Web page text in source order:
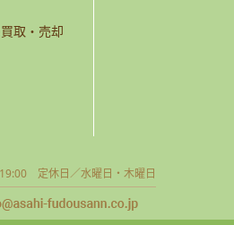
取・売却
定休日／水曜日・木曜日